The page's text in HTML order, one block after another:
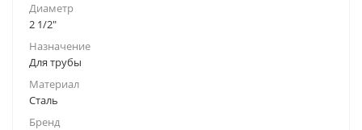
Диаметр
2 1/2"
Назначение
Для трубы
Материал
Сталь
Бренд